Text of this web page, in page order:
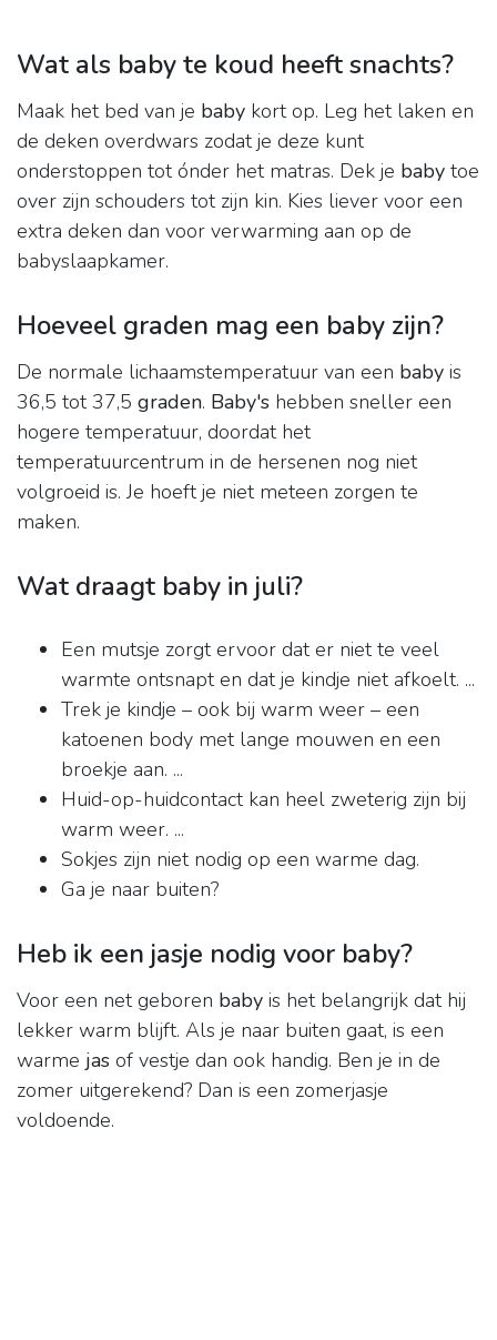
Wat als baby te koud heeft snachts?
Maak het bed van je baby kort op. Leg het laken en
de deken overdwars zodat je deze kunt
onderstoppen tot ónder het matras. Dek je baby toe
over zijn schouders tot zijn kin. Kies liever voor een
extra deken dan voor verwarming aan op de
babyslaapkamer.
Hoeveel graden mag een baby zijn?
De normale lichaamstemperatuur van een baby is
36,5 tot 37,5 graden. Baby's hebben sneller een
hogere temperatuur, doordat het
temperatuurcentrum in de hersenen nog niet
volgroeid is. Je hoeft je niet meteen zorgen te
maken.
Wat draagt baby in juli?
Een mutsje zorgt ervoor dat er niet te veel
warmte ontsnapt en dat je kindje niet afkoelt. ...
Trek je kindje – ook bij warm weer – een
katoenen body met lange mouwen en een
broekje aan. ...
Huid-op-huidcontact kan heel zweterig zijn bij
warm weer. ...
Sokjes zijn niet nodig op een warme dag.
Ga je naar buiten?
Heb ik een jasje nodig voor baby?
Voor een net geboren baby is het belangrijk dat hij
lekker warm blijft. Als je naar buiten gaat, is een
warme jas of vestje dan ook handig. Ben je in de
zomer uitgerekend? Dan is een zomerjasje
voldoende.